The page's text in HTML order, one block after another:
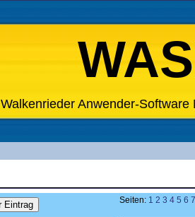
Walkenrieder Anwender-
Seiten: 1 2 3 4 5 6 7